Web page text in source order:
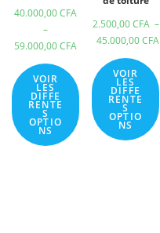
40.000,00CFA
–
59.000,00CFA
VOIR
LES
DIFFE
RENTE
S
OPTIO
NS
2.500,00CFA –
45.000,00CFA
VOIR
LES
DIFFE
RENTE
S
OPTIO
NS